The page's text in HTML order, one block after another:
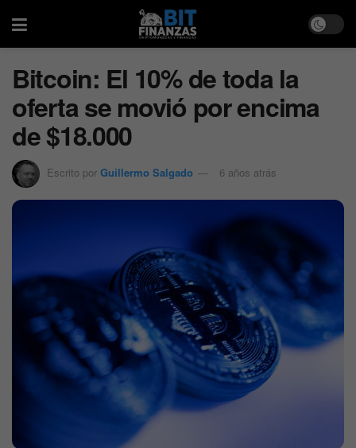
Bitcoin: El 10% de toda la
oferta se movió por encima
de $18.000
Escrito por Guillermo Salgado 6 años atrás